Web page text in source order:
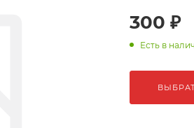
300 ₽
Есть в